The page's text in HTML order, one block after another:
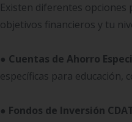
Existen diferentes
objetivos financieros y tu
● Cuentas de Ahorro
específicas para educación,
● Fondos de Inversión